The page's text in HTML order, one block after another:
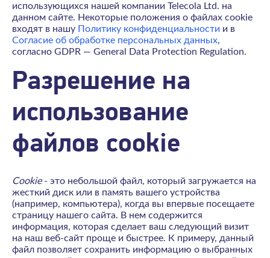
использующихся нашей компании Telecola Ltd. на
данном сайте. Некоторые положения о файлах cookie
входят в нашу Политику конфиденциальности и в
Соглаcие об обработке персональных данных,
согласно GDPR — General Data Protection Regulation.
Разрешение на
использование
файлов cookie
Cookie- это небольшой файл, который загружается на
жесткий диск или в память вашего устройства
(например, компьютера), когда вы впервые посещаете
страницу нашего сайта. В нем содержится
информация, которая сделает ваш следующий визит
на наш веб-сайт проще и быстрее. К примеру, данный
файл позволяет сохранить информацию о выбранных